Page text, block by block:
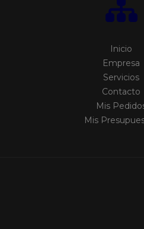
Inicio
Empresa
Servicios
Contacto
Mis
Mis